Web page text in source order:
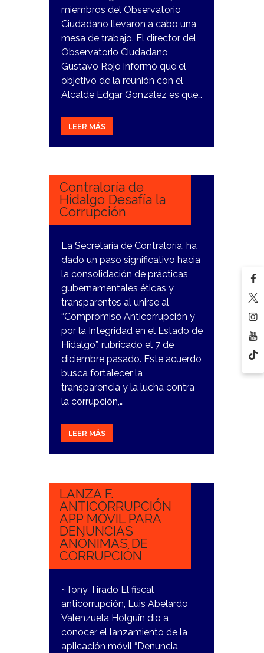
miembros del Observatorio
Ciudadano llevaron a cabo una
mesa de trabajo. El director del
Observatorio Ciudadano
Gustavo Rojo informó que el
objetivo de la reunión con el
Alcalde Edgar González es que…
LEER MÁS
26
Contraloría de
Hidalgo Desafía la
Corrupción
La Secretaría de Contraloría, ha
dado un paso significativo hacia
la consolidación de prácticas
gubernamentales éticas y
transparentes al unirse al
“Compromiso Anticorrupción y
por la Integridad en el Estado de
Hidalgo”, rubricado el 7 de
diciembre pasado. Este acuerdo
busca fortalecer la
transparencia y la lucha contra
la corrupción,…
LEER MÁS
9
LANZA F.
ANTICORRUPCIÓN
APP MÓVIL PARA
DENUNCIAS
ANÓNIMAS DE
CORRUPCIÓN
~Tony Tirado El fiscal
anticorrupción, Luis Abelardo
Valenzuela Holguín dio a
conocer el lanzamiento de la
aplicación móvil “Denuncia